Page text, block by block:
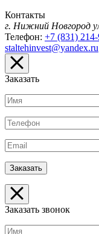
Контакты
г. Нижний Новгород
Телефон: +7 (831)
staltehinvest@yandex.ru
Заказать
Заказать звонок